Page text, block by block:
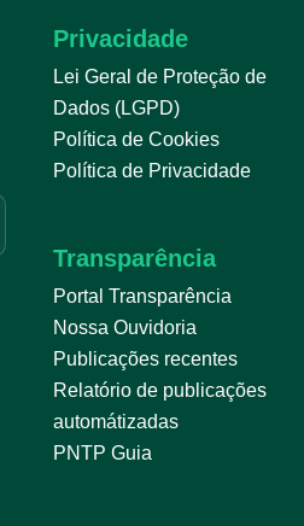
Privacidade
Lei Geral de Proteção de
Dados (LGPD)
Política de Cookies
Política de Privacidade
Transparência
Portal Transparência
Nossa Ouvidoria
Publicações recentes
Relatório de publicações
automátizadas
PNTP Guia